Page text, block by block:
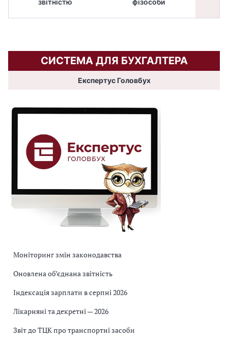
СИСТЕМА ДЛЯ БУХГАЛТЕРА
Експертус Головбух
Моніторинг змін законодавства
Оновлена об’єднана звітність
Індексація зарплати в серпні 2026
Лікарняні та декретні — 2026
Звіт до ТЦК про транспортні засоби